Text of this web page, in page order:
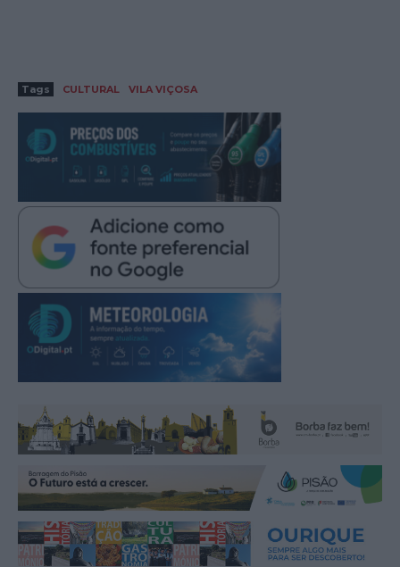
Tags CULTURAL VILA VIÇOSA